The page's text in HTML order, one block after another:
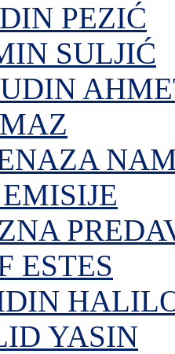
PEZIĆ
SULJIĆ
ESTES
YASIN